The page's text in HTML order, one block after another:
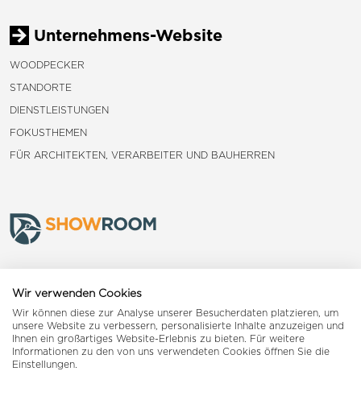
Unternehmens-Website
WOODPECKER
STANDORTE
DIENSTLEISTUNGEN
FOKUSTHEMEN
FÜR ARCHITEKTEN, VERARBEITER UND BAUHERREN
Landquart
Reiden
Wir verwenden Cookies
Wir können diese zur Analyse unserer Besucherdaten platzieren, um
unsere Website zu verbessern, personalisierte Inhalte anzuzeigen und
Ihnen ein großartiges Website-Erlebnis zu bieten. Für weitere
Informationen zu den von uns verwendeten Cookies öffnen Sie die
Einstellungen.